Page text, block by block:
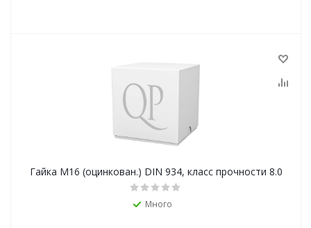
Гайка М16 (оцинкован.) DIN 934, класс прочности 8.0
Много